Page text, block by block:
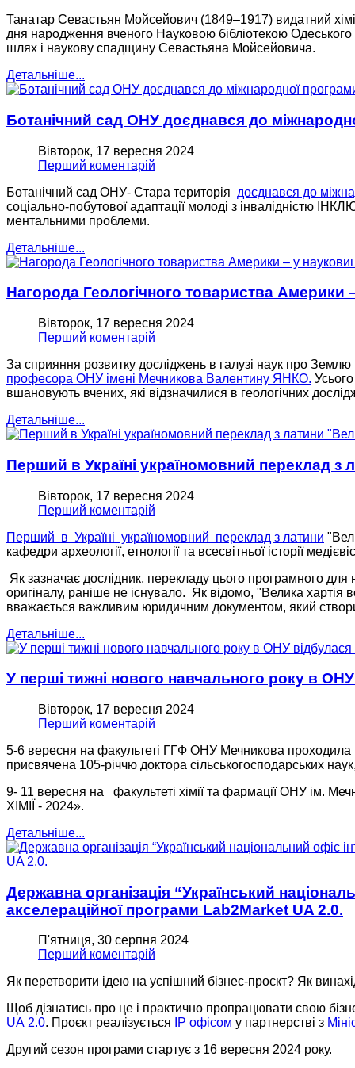
Танатар Севастьян Мойсейович (1849–1917) видатний
дня народження вченого Науковою бібліотекою Одеського
шлях і наукову спадщину Севастьяна Мойсейовича.
Детальніше...
Ботанічний сад ОНУ доєднався до
Вівторок, 17 вересня 2024
Перший коментарій
Ботанічний сад ОНУ- Стара територія доєднався до
соціально-побутової адаптації молоді з інвалідністю
ментальними проблеми.
Детальніше...
Нагорода Геологічного товариства
Вівторок, 17 вересня 2024
Перший коментарій
За сприяння розвитку досліджень в галузі наук про
професора ОНУ імені Мечникова Валентину ЯНКО.
вшановують вчених, які відзначилися в геологічних
Детальніше...
Перший в Українi україномовний переклад з
Вівторок, 17 вересня 2024
Перший коментарій
Перший в Українi україномовний переклад з латини
кафедри археології, етнології та всесвітньої історії
Як зазначає дослідник, перекладу цього програмного для
оригiналу, раніше не існувало. Як відомо, "Велика
вважається важливим юридичним документом, який
Детальніше...
У перші тижні нового навчального року в
Вівторок, 17 вересня 2024
Перший коментарій
5-6 вересня на факультетi ГГФ ОНУ Мечникова
присвячена 105-річчю доктора
9- 11 вересня на факультетi хімії та фармації ОНУ ім.
ХІМІЇ - 2024».
Детальніше...
Державна організація “Український
акселераційної програми Lab2Market UA 2.0.
П'ятниця, 30 серпня 2024
Перший коментарій
Як перетворити ідею на успішний бізнес-проєкт? Як
Щоб дізнатись про це і практично пропрацювати свою
UA 2.0. Проєкт реалізується IP офісом у партнерстві з
Другий сезон програми стартує з 16 вересня 2024 року.